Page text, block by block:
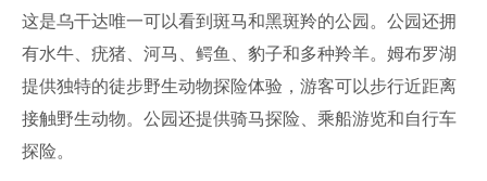
这是乌干达唯一可以看到斑马和黑斑羚的公园。公园还拥
有水牛、疣猪、河马、鳄鱼、豹子和多种羚羊。姆布罗湖
提供独特的徒步野生动物探险体验，游客可以步行近距离
接触野生动物。公园还提供骑马探险、乘船游览和自行车
探险。